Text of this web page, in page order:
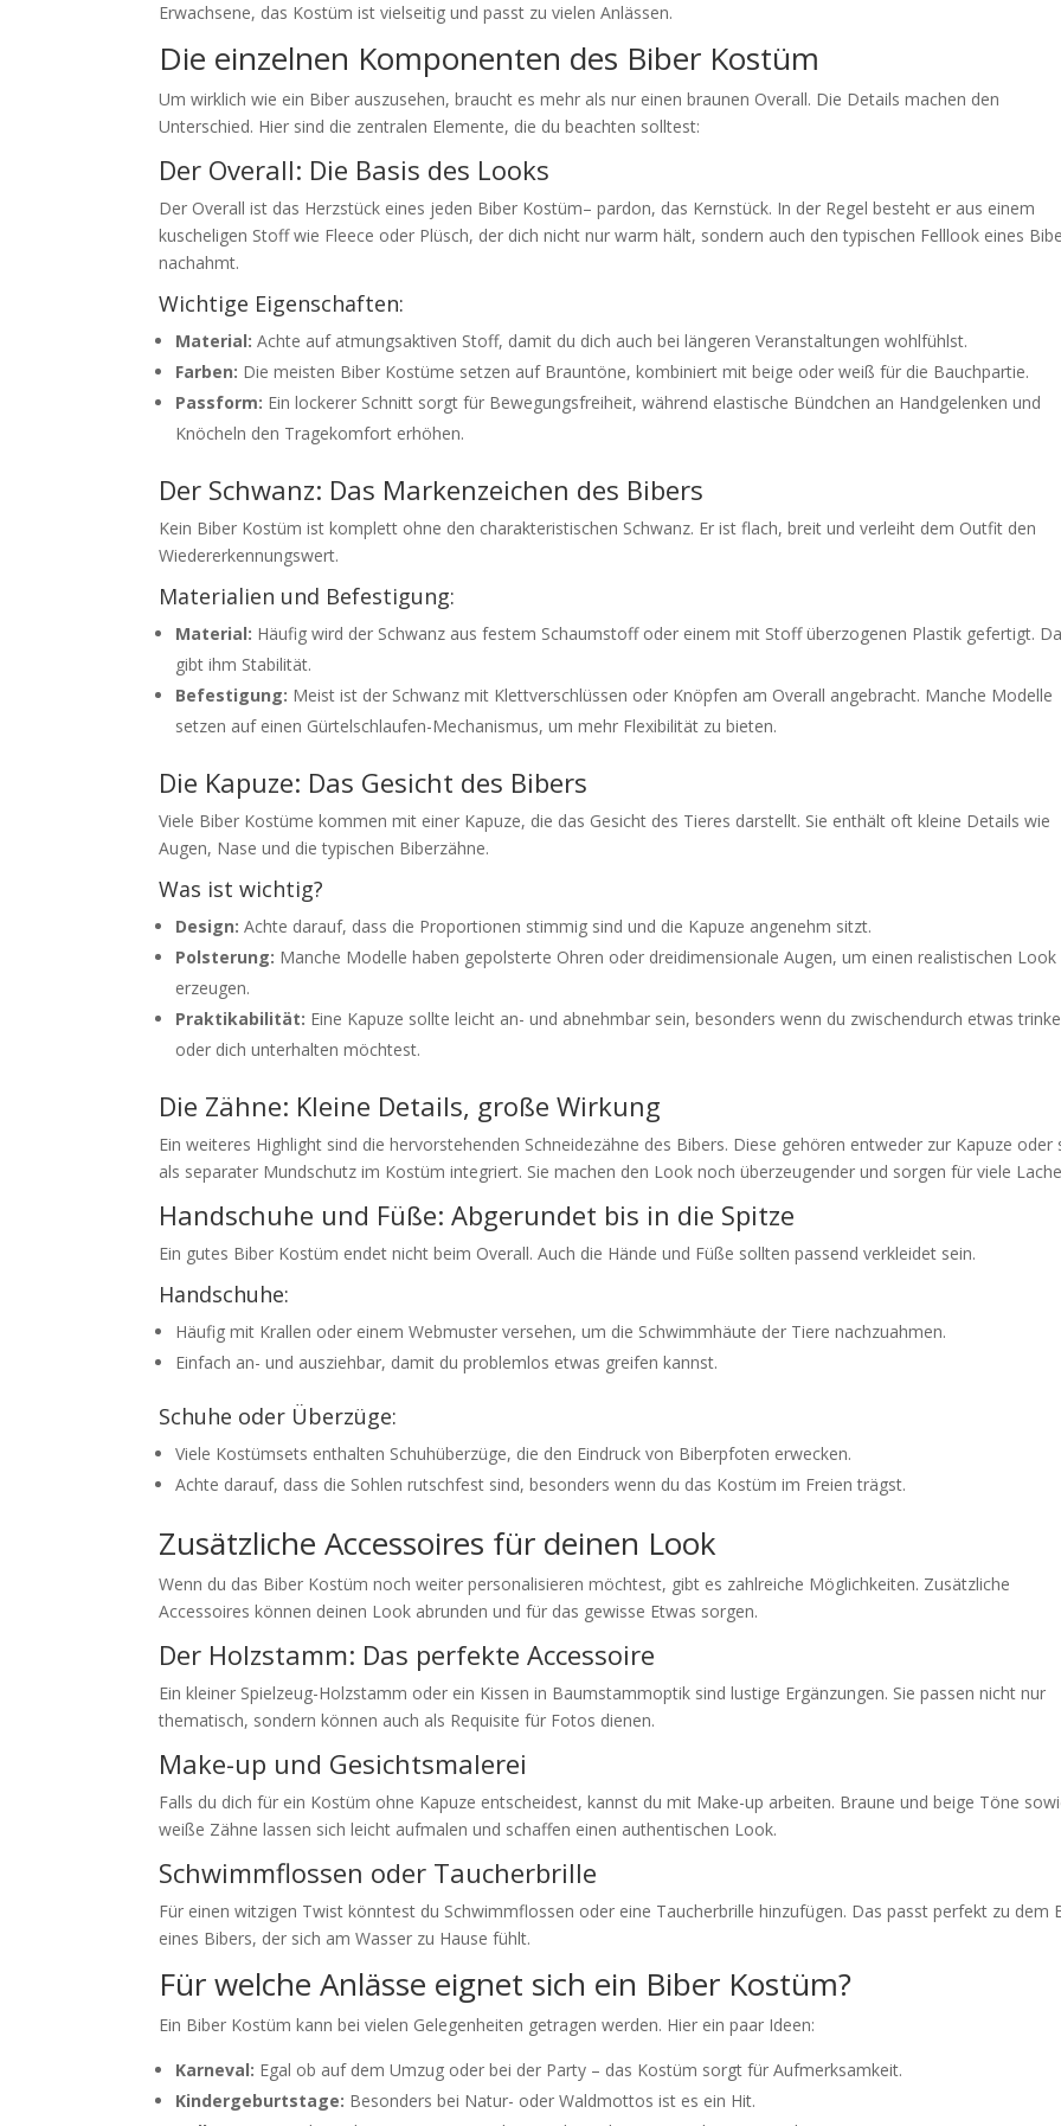
Erwachsene, das Kostüm ist vielseitig und passt zu vielen Anlässen.
Die einzelnen Komponenten des Biber Kostüm
Um wirklich wie ein Biber auszusehen, braucht es mehr als nur einen braunen Overall. Die Details machen den
Unterschied. Hier sind die zentralen Elemente, die du beachten solltest:
Der Overall: Die Basis des Looks
Der Overall ist das Herzstück eines jeden Biber Kostüm– pardon, das Kernstück. In der Regel besteht er aus einem
kuscheligen Stoff wie Fleece oder Plüsch, der dich nicht nur warm hält, sondern auch den typischen Felllook eines
nachahmt.
Wichtige Eigenschaften:
Material: Achte auf atmungsaktiven Stoff, damit du dich auch bei längeren Veranstaltungen wohlfühlst.
Farben: Die meisten Biber Kostüme setzen auf Brauntöne, kombiniert mit beige oder weiß für die Bauchpartie.
Passform: Ein lockerer Schnitt sorgt für Bewegungsfreiheit, während elastische Bündchen an Handgelenken und
Knöcheln den Tragekomfort erhöhen.
Der Schwanz: Das Markenzeichen des Bibers
Kein Biber Kostüm ist komplett ohne den charakteristischen Schwanz. Er ist flach, breit und verleiht dem Outfit den
Wiedererkennungswert.
Materialien und Befestigung:
Material: Häufig wird der Schwanz aus festem Schaumstoff oder einem mit Stoff überzogenen Plastik gefertigt.
gibt ihm Stabilität.
Befestigung: Meist ist der Schwanz mit Klettverschlüssen oder Knöpfen am Overall angebracht. Manche Modelle
setzen auf einen Gürtelschlaufen-Mechanismus, um mehr Flexibilität zu bieten.
Die Kapuze: Das Gesicht des Bibers
Viele Biber Kostüme kommen mit einer Kapuze, die das Gesicht des Tieres darstellt. Sie enthält oft kleine Details wie
Augen, Nase und die typischen Biberzähne.
Was ist wichtig?
Design: Achte darauf, dass die Proportionen stimmig sind und die Kapuze angenehm sitzt.
Polsterung: Manche Modelle haben gepolsterte Ohren oder dreidimensionale Augen, um einen realistischen Look
erzeugen.
Praktikabilität: Eine Kapuze sollte leicht an- und abnehmbar sein, besonders wenn du zwischendurch etwas
oder dich unterhalten möchtest.
Die Zähne: Kleine Details, große Wirkung
Ein weiteres Highlight sind die hervorstehenden Schneidezähne des Bibers. Diese gehören entweder zur Kapuze oder
als separater Mundschutz im Kostüm integriert. Sie machen den Look noch überzeugender und sorgen für viele
Handschuhe und Füße: Abgerundet bis in die Spitze
Ein gutes Biber Kostüm endet nicht beim Overall. Auch die Hände und Füße sollten passend verkleidet sein.
Handschuhe:
Häufig mit Krallen oder einem Webmuster versehen, um die Schwimmhäute der Tiere nachzuahmen.
Einfach an- und ausziehbar, damit du problemlos etwas greifen kannst.
Schuhe oder Überzüge:
Viele Kostümsets enthalten Schuhüberzüge, die den Eindruck von Biberpfoten erwecken.
Achte darauf, dass die Sohlen rutschfest sind, besonders wenn du das Kostüm im Freien trägst.
Zusätzliche Accessoires für deinen Look
Wenn du das Biber Kostüm noch weiter personalisieren möchtest, gibt es zahlreiche Möglichkeiten. Zusätzliche
Accessoires können deinen Look abrunden und für das gewisse Etwas sorgen.
Der Holzstamm: Das perfekte Accessoire
Ein kleiner Spielzeug-Holzstamm oder ein Kissen in Baumstammoptik sind lustige Ergänzungen. Sie passen nicht nur
thematisch, sondern können auch als Requisite für Fotos dienen.
Make-up und Gesichtsmalerei
Falls du dich für ein Kostüm ohne Kapuze entscheidest, kannst du mit Make-up arbeiten. Braune und beige Töne
weiße Zähne lassen sich leicht aufmalen und schaffen einen authentischen Look.
Schwimmflossen oder Taucherbrille
Für einen witzigen Twist könntest du Schwimmflossen oder eine Taucherbrille hinzufügen. Das passt perfekt zu dem
eines Bibers, der sich am Wasser zu Hause fühlt.
Für welche Anlässe eignet sich ein Biber Kostüm?
Ein Biber Kostüm kann bei vielen Gelegenheiten getragen werden. Hier ein paar Ideen:
Karneval: Egal ob auf dem Umzug oder bei der Party – das Kostüm sorgt für Aufmerksamkeit.
Kindergeburtstage: Besonders bei Natur- oder Waldmottos ist es ein Hit.